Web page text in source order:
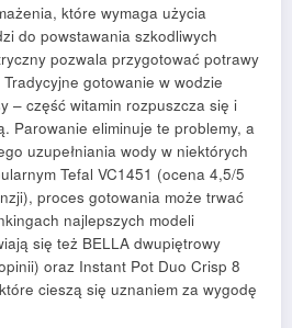
które wymaga użycia
do powstawania szkodliwych
pozwala przygotować potrawy
gotowanie w wodzie
– część witamin rozpuszcza się i
Parowanie eliminuje te problemy, a
uzupełniania wody w niektórych
Tefal VC1451 (ocena 4,5/5
proces gotowania może trwać
najlepszych modeli
się też BELLA dwupiętrowy
oraz Instant Pot Duo Crisp 8
cieszą się uznaniem za wygodę